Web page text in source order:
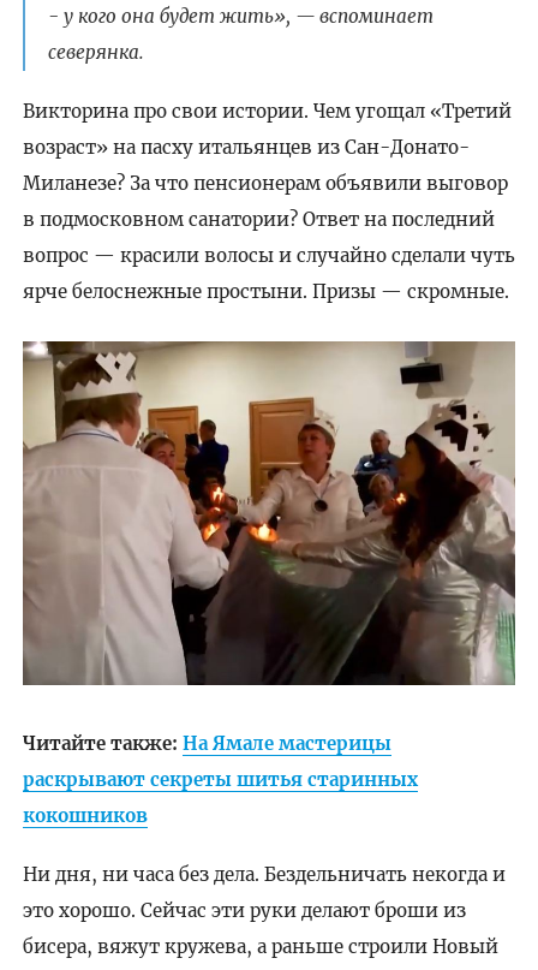
- у кого она будет жить», — вспоминает
северянка.
Викторина про свои истории. Чем угощал «Третий
возраст» на пасху итальянцев из Сан-Донато-
Миланезе? За что пенсионерам объявили выговор
в подмосковном санатории? Ответ на последний
вопрос — красили волосы и случайно сделали чуть
ярче белоснежные простыни. Призы — скромные.
Читайте также: На Ямале мастерицы
раскрывают секреты шитья старинных
кокошников
Ни дня, ни часа без дела. Бездельничать некогда и
это хорошо. Сейчас эти руки делают броши из
бисера, вяжут кружева, а раньше строили Новый